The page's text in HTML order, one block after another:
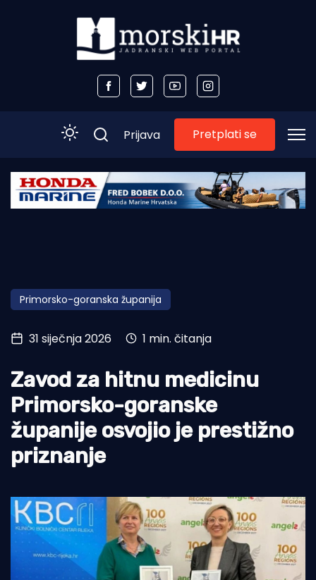
Početna
Obala
Otoci
Turizam i nautika
Pomorstvo
Ribolov
Ekologija
Tradicija i kultura
Prijava Pretplati se
Primorsko-goranska županija
31 siječnja 2026 1 min. čitanja
Zavod za hitnu medicinu
Primorsko-goranske
županije osvojio je prestižno
priznanje